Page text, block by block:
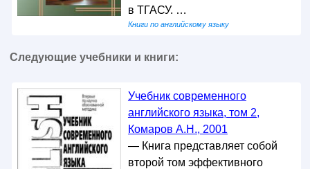
в ТГАСУ. …
Книги по английскому языку
Следующие учебники и книги:
Учебник современного
английского языка, том 2,
Комаров А.Н., 2001
— Книга представляет собой
второй том эффективного